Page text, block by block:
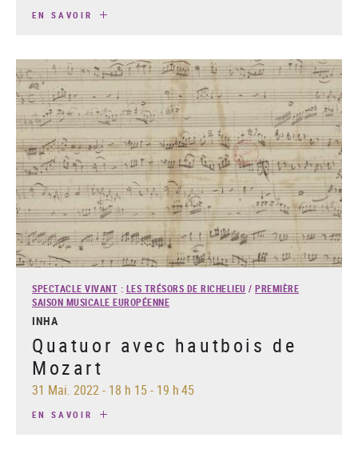
EN SAVOIR
SPECTACLE VIVANT : LES TRÉSORS DE RICHELIEU / PREMIÈRE
SAISON MUSICALE EUROPÉENNE
INHA
Quatuor avec hautbois de
Mozart
31 Mai. 2022- 18 h 15 - 19 h 45
EN SAVOIR